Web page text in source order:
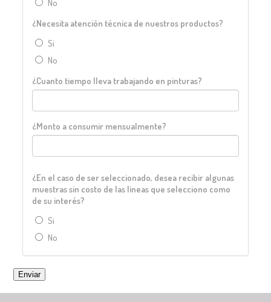
No
¿Necesita atención técnica de nuestros productos?
Si
No
¿Cuanto tiempo lleva trabajando en pinturas?
¿Monto a consumir mensualmente?
¿En el caso de ser seleccionado, desea recibir algunas
muestras sin costo de las lineas que selecciono como
de su interés?
Si
No